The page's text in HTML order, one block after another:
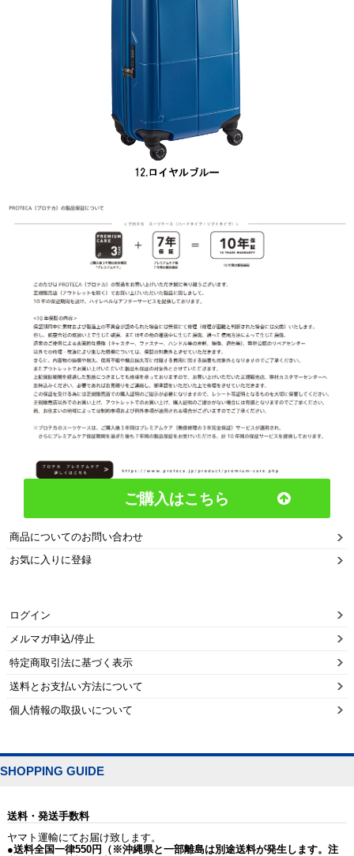
ご購入はこちら
商品についてのお問い合わせ
お気に入りに登録
ログイン
メルマガ申込/停止
特定商取引法に基づく表示
送料とお支払い方法について
個人情報の取扱いについて
SHOPPING GUIDE
送料・発送手数料
ヤマト運輸にてお届け致します。
●送料全国一律550円（※沖縄県と一部離島は別途送料が発生します。注